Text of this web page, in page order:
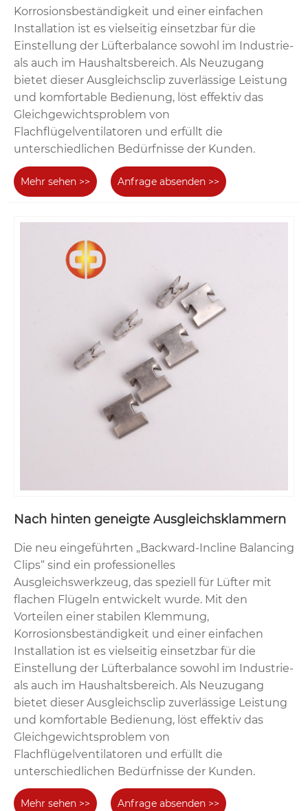
Korrosionsbeständigkeit und einer einfachen
Installation ist es vielseitig einsetzbar für die
Einstellung der Lüfterbalance sowohl im Industrie-
als auch im Haushaltsbereich. Als Neuzugang
bietet dieser Ausgleichsclip zuverlässige Leistung
und komfortable Bedienung, löst effektiv das
Gleichgewichtsproblem von
Flachflügelventilatoren und erfüllt die
unterschiedlichen Bedürfnisse der Kunden.
Mehr sehen >> Anfrage absenden >>
Nach hinten geneigte Ausgleichsklammern
Die neu eingeführten „Backward-Incline Balancing
Clips“ sind ein professionelles
Ausgleichswerkzeug, das speziell für Lüfter mit
flachen Flügeln entwickelt wurde. Mit den
Vorteilen einer stabilen Klemmung,
Korrosionsbeständigkeit und einer einfachen
Installation ist es vielseitig einsetzbar für die
Einstellung der Lüfterbalance sowohl im Industrie-
als auch im Haushaltsbereich. Als Neuzugang
bietet dieser Ausgleichsclip zuverlässige Leistung
und komfortable Bedienung, löst effektiv das
Gleichgewichtsproblem von
Flachflügelventilatoren und erfüllt die
unterschiedlichen Bedürfnisse der Kunden.
Mehr sehen >> Anfrage absenden >>